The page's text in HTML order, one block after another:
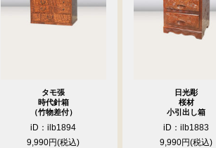
タモ張
時代針箱
（竹物差付）
iD：ilb1894
9,990円
日光彫
桜材
小引出し箱
iD：ilb1883
9,990円